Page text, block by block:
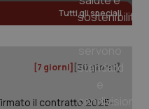
Tutti gli speciali
[7 giorni] [30 giorni]
il contratto 2025-
.quotidianosanita.it
mese